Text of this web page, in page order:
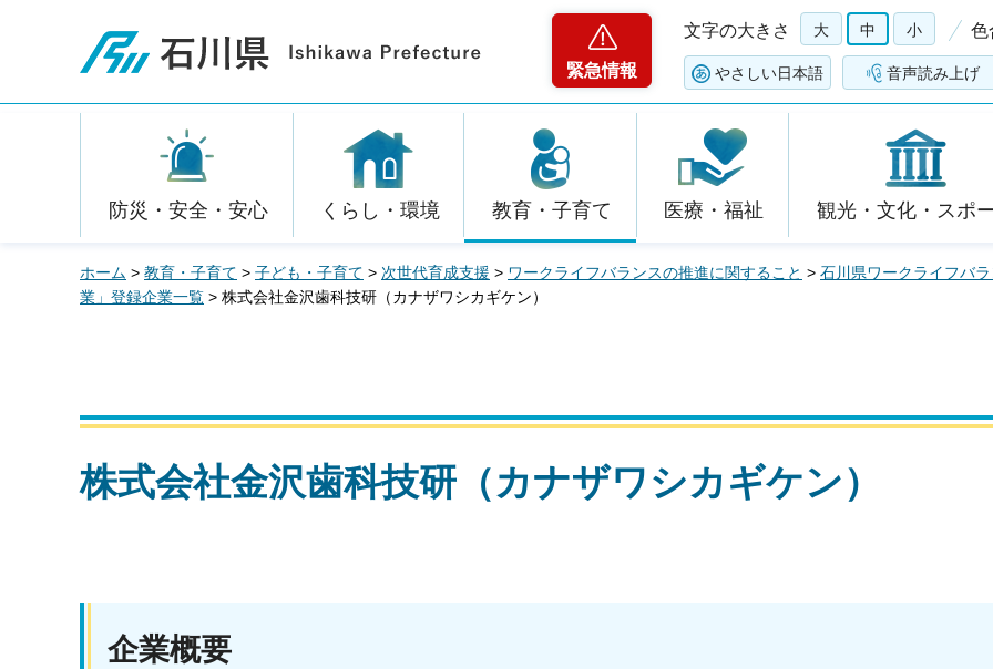
石川県
緊急情報
文字の大きさ 大 中 小 色
やさしい日本語 音声読み上げ
防災・安全・安心 くらし・環境 教育・子育て 医療・福祉 観光・文化・スポ
ホーム > 教育・子育て > 子ども・子育て > 次世代育成支援 > ワークライフバランスの推進に関すること > 石川県ワークライフバ
業」登録企業一覧 > 株式会社金沢歯科技研（カナザワシカギケン）
株式会社金沢歯科技研（カナザワシカギケン）
企業概要